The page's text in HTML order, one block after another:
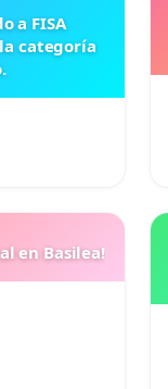
categoría
en Basilea!